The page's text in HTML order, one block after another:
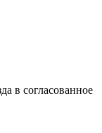
в согласованное